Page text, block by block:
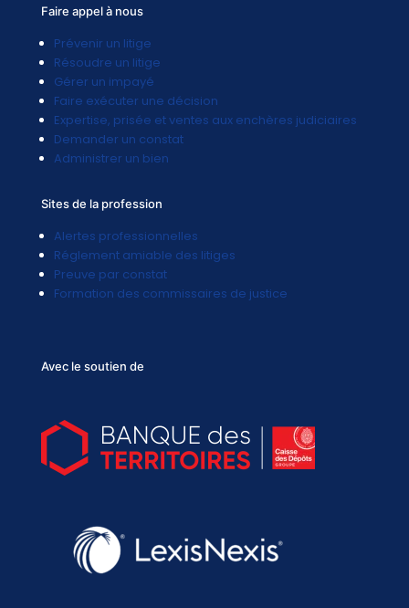
Faire appel à nous
Prévenir un litige
Résoudre un litige
Gérer un impayé
Faire exécuter une décision
Expertise, prisée et ventes aux enchères judiciaires
Demander un constat
Administrer un bien
Sites de la profession
Alertes professionnelles
Réglement amiable des litiges
Preuve par constat
Formation des commissaires de justice
Avec le soutien de